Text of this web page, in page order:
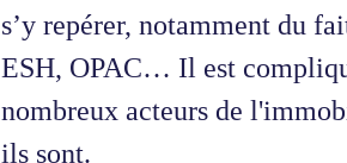
s’y repérer, notamment du
ESH, OPAC… Il est
nombreux acteurs de
ils sont.